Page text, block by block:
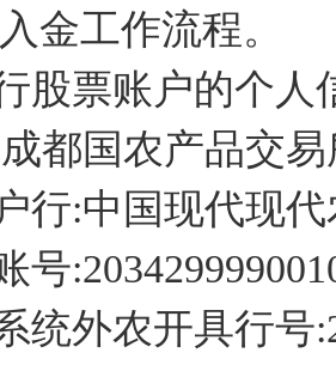
金工作流程。
股票账户的个人
都国农产品交
行:中国现代现
号
统外农开具行号